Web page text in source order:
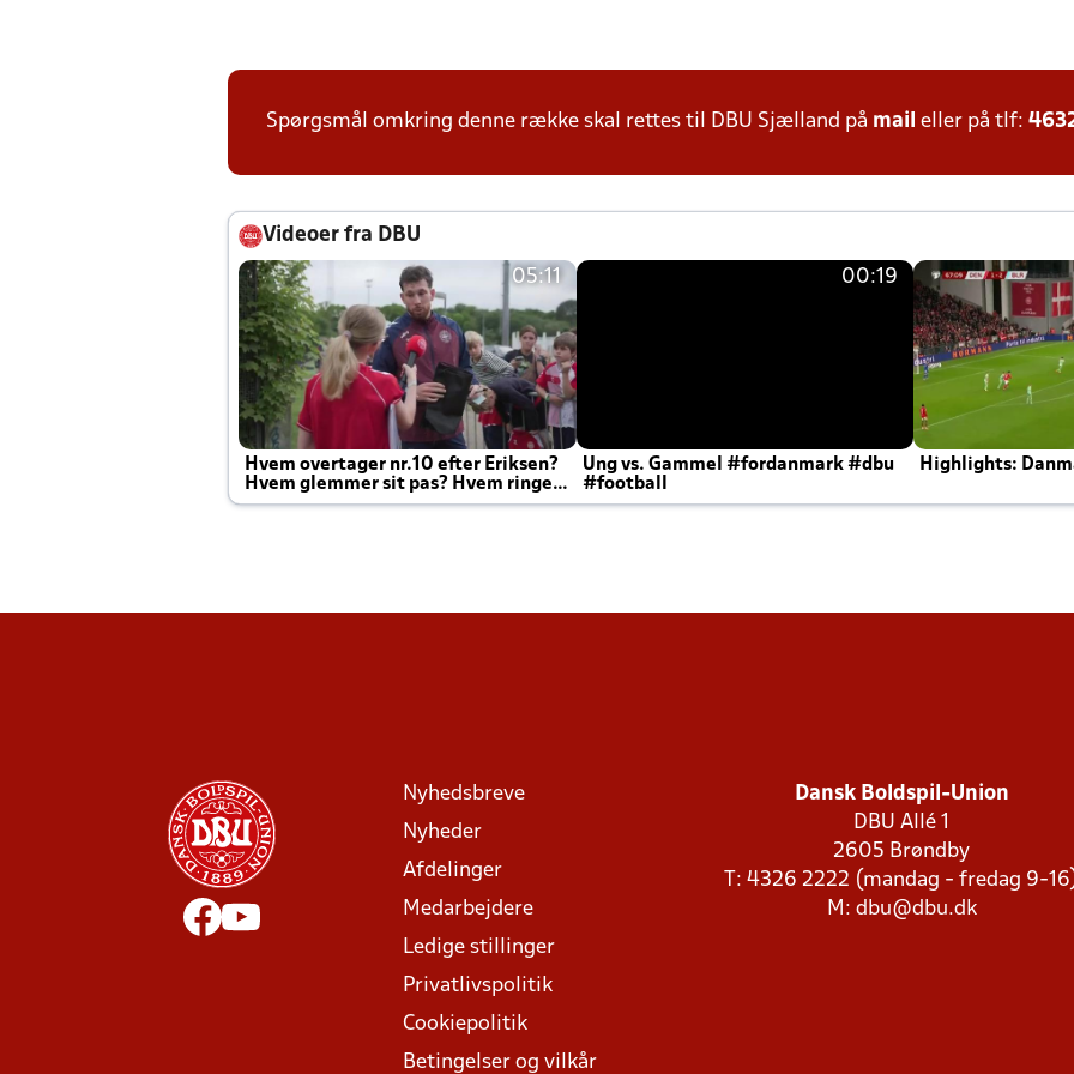
Spørgsmål omkring denne række skal rettes til DBU Sjælland på mail eller på tlf:
Videoer fra DBU
05:11
Hvem overtager nr.10 efter Eriksen?
Hvem glemmer sit pas? Hvem ringer
Joachim altid til efter kampe?
00:19
Ung vs. Gammel #fordanmark #dbu
#football
Highlights:
Nyhedsbreve
Nyheder
Afdelinger
Medarbejdere
Ledige stillinger
Privatlivspolitik
Cookiepolitik
Betingelser og vilkår
Dansk Boldspil-Union
DBU Allé 1
2605 Brøndby
T: 4326 2222 (mandag - fredag 9-
M: dbu@dbu.dk